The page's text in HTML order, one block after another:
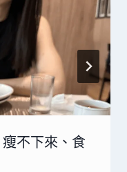
不下來、食